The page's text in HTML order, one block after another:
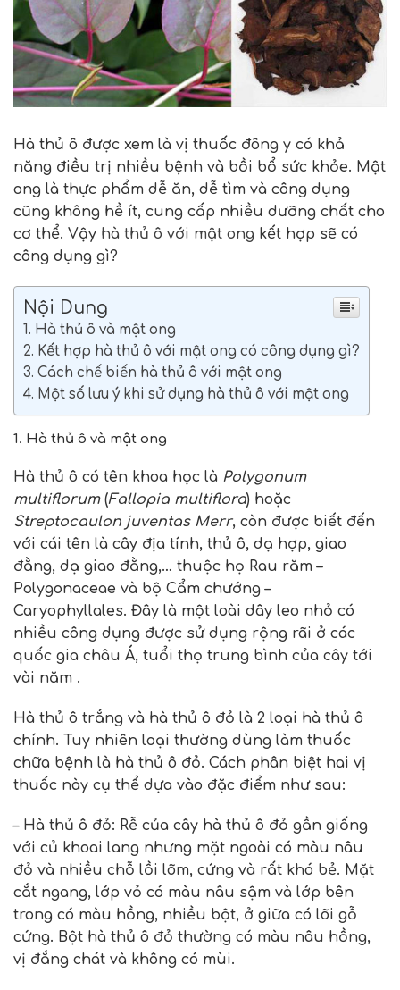
Hà thủ ô được xem là vị thuốc đông y có khả
năng điều trị nhiều bệnh và bồi bổ sức khỏe. Mật
ong là thực phẩm dễ ăn, dễ tìm và công dụng
cũng không hề ít, cung cấp nhiều dưỡng chất cho
cơ thể. Vậy hà thủ ô với mật ong kết hợp sẽ có
công dụng gì?
Nội Dung
1. Hà thủ ô và mật ong
2. Kết hợp hà thủ ô với mật ong có công dụng gì?
3. Cách chế biến hà thủ ô với mật ong
4. Một số lưu ý khi sử dụng hà thủ ô với mật ong
1. Hà thủ ô và mật ong
Hà thủ ô có tên khoa học là Polygonum
multiflorum(Fallopia multiflora) hoặc
Streptocaulon juventas Merr, còn được biết đến
với cái tên là cây địa tính, thủ ô, dạ hợp, giao
đằng, dạ giao đằng,… thuộc họ Rau răm –
Polygonaceae và bộ Cẩm chướng –
Caryophyllales. Đây là một loài dây leo nhỏ có
nhiều công dụng được sử dụng rộng rãi ở các
quốc gia châu Á, tuổi thọ trung bình của cây tới
vài năm .
Hà thủ ô trắng và hà thủ ô đỏ là 2 loại hà thủ ô
chính. Tuy nhiên loại thường dùng làm thuốc
chữa bệnh là hà thủ ô đỏ. Cách phân biệt hai vị
thuốc này cụ thể dựa vào đặc điểm như sau:
– Hà thủ ô đỏ: Rễ của cây hà thủ ô đỏ gần giống
với củ khoai lang nhưng mặt ngoài có màu nâu
đỏ và nhiều chỗ lồi lõm, cứng và rất khó bẻ. Mặt
cắt ngang, lớp vỏ có màu nâu sậm và lớp bên
trong có màu hồng, nhiều bột, ở giữa có lõi gỗ
cứng. Bột hà thủ ô đỏ thường có màu nâu hồng,
vị đắng chát và không có mùi.